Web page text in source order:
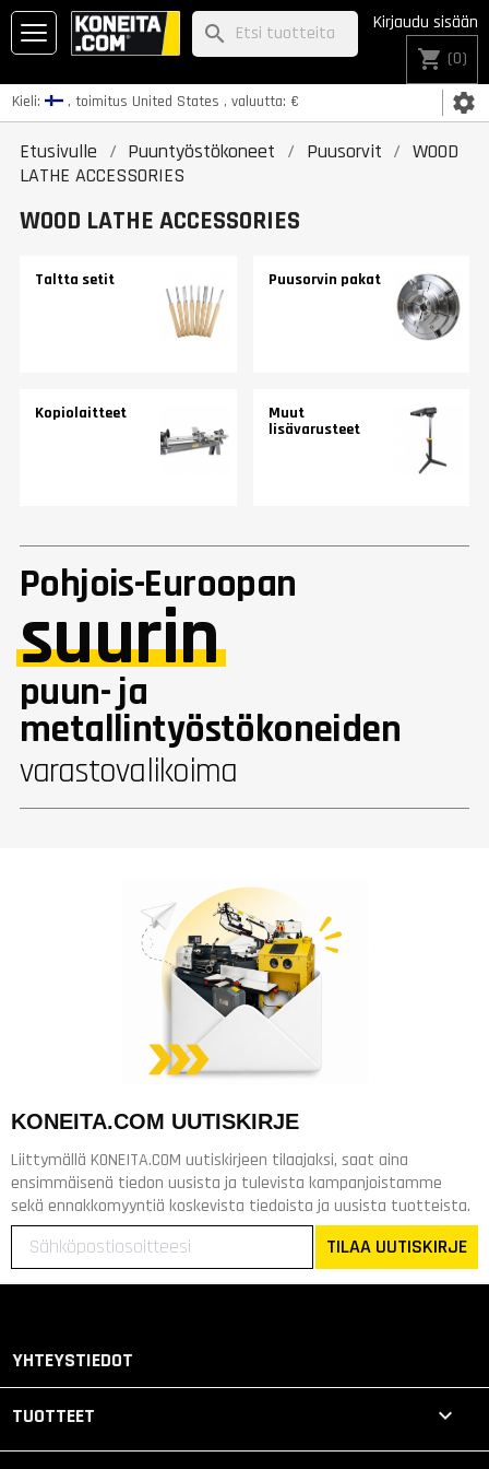
Kieli: , toimitus United States , valuutta: € settings
Kirjaudu sisään
shopping_cart (0)
search
Etusivulle Puuntyöstökoneet Puusorvit
WOOD
LATHE ACCESSORIES
WOOD LATHE ACCESSORIES
Taltta setit Puusorvin pakat
Kopiolaitteet
Muut
lisävarusteet
Pohjois-Euroopan
suurin
puun- ja
metallintyöstökoneiden
varastovalikoima
KONEITA.COM UUTISKIRJE
Liittymällä KONEITA.COM uutiskirjeen tilaajaksi, saat aina
ensimmäisenä tiedon uusista ja tulevista kampanjoistamme
sekä ennakkomyyntiä koskevista tiedoista ja uusista tuotteista.
TILAA UUTISKIRJE
YHTEYSTIEDOT
TUOTTEET 